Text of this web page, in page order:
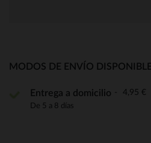
MODOS DE ENVÍO
Entrega a domicilio 4,95 €
De 5 a 8 días